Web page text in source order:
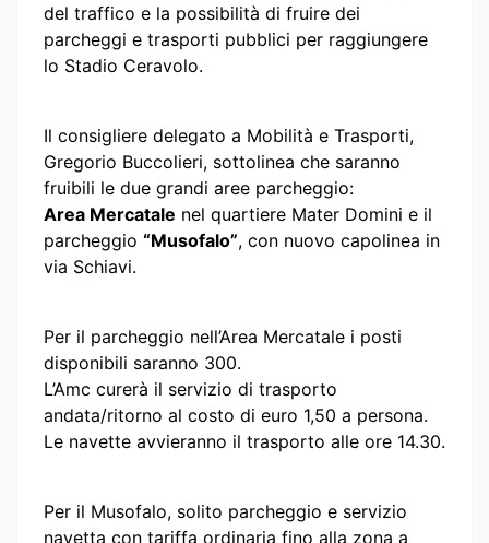
del traffico e la possibilità di fruire dei
parcheggi e trasporti pubblici per raggiungere
lo Stadio Ceravolo.
Il consigliere delegato a Mobilità e Trasporti,
Gregorio Buccolieri, sottolinea che saranno
fruibili le due grandi aree parcheggio:
Area Mercatale nel quartiere Mater Domini e il
parcheggio “Musofalo”, con nuovo capolinea in
via Schiavi.
Per il parcheggio nell’Area Mercatale i posti
disponibili saranno 300.
L’Amc curerà il servizio di trasporto
andata/ritorno al costo di euro 1,50 a persona.
Le navette avvieranno il trasporto alle ore 14.30.
Per il Musofalo, solito parcheggio e servizio
navetta con tariffa ordinaria fino alla zona a